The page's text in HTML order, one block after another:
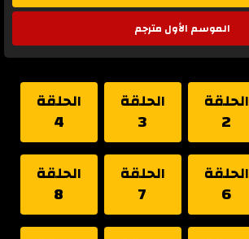
الموسم الأول مترجم
الحلقة
2
الحلقة
3
الحلقة
4
الحلقة
6
الحلقة
7
الحلقة
8